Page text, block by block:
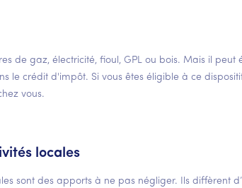
de gaz, électricité, fioul, GPL ou bois. Mais il
le crédit d'impôt. Si vous êtes éligible à ce
vous.
locales
sont des apports à ne pas négliger. Ils diffèrent